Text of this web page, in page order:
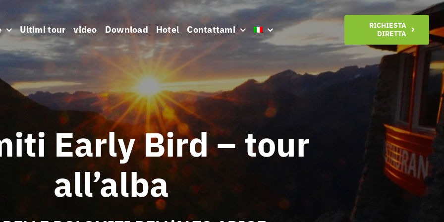
Ultimi tour video Download Hotel Contattami
RICHIESTA
DIRETTA
Early Bird – tour
all’alba